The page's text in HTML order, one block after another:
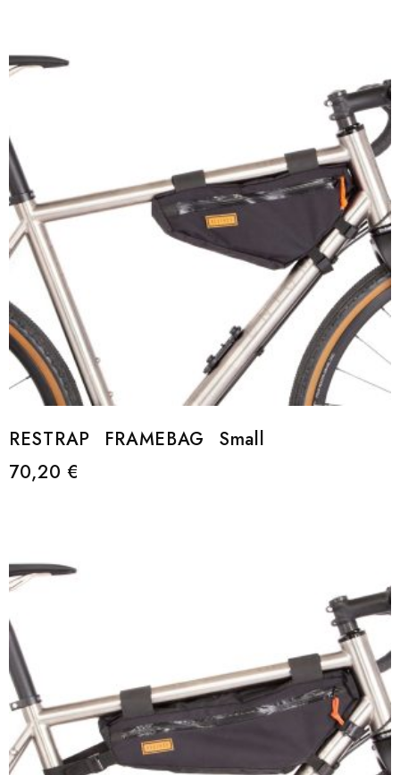
RESTRAP FRAMEBAG Small
70,20€